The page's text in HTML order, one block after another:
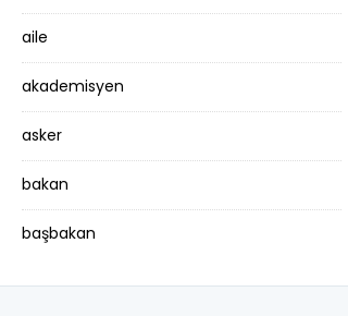
aile
akademisyen
asker
bakan
başbakan
belediye başkanı